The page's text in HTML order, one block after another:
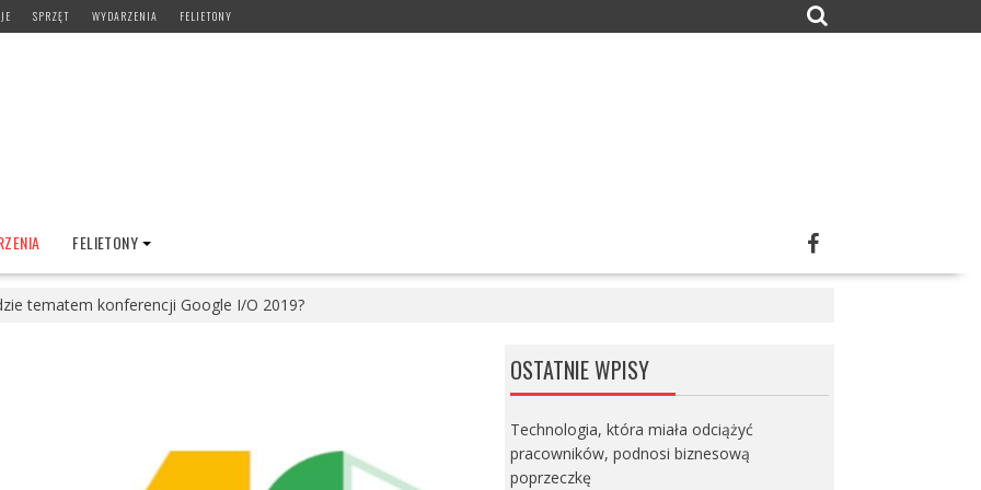
SPRZĘT WYDARZENIA FELIETONY
FELIETONY
tematem konferencji Google I/O 2019?
OSTATNIE WPISY
Technologia, która miała odciążyć
pracowników, podnosi biznesową
poprzeczkę